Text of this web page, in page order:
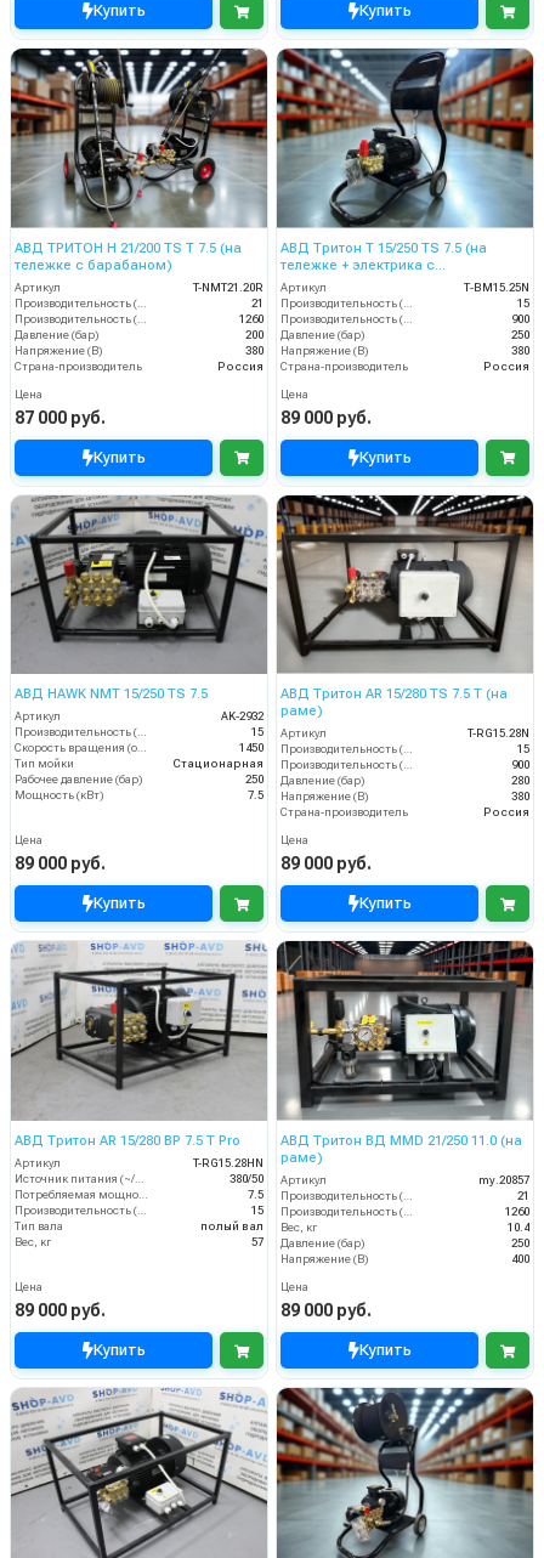
Купить Купить
АВД ТРИТОН Н 21/200 TS Т 7.5 (на
тележке с барабаном)
Артикул
T-NMT21.20R
21
1260
Давление (бар)
200
Напряжение (В)
380
Страна-производитель
Россия
Цена
87 000 руб.
Купить
АВД Тритон Т 15/250 TS 7.5 (на
тележке + электрика с
теплозащитой)
Артикул
Т-BM15.25N
15
900
Давление (бар)
250
Напряжение (В)
380
Страна-производитель
Россия
Цена
89 000 руб.
Купить
АВД HAWK NMT 15/250 TS 7.5
Артикул
AK-2932
Производительность (л/мин)
15
Скорость вращения (об/мин)
1450
Тип мойки
Стационарная
Рабочее давление (бар)
250
Мощность (кВт)
7.5
Цена
89 000 руб.
Купить
АВД Тритон AR 15/280 TS 7.5 Т (на
раме)
Артикул
T-RG15.28N
Производительность (л/мин)
15
Производительность (л/ч)
900
Давление (бар)
280
Напряжение (В)
380
Страна-производитель
Россия
Цена
89 000 руб.
Купить
АВД Тритон AR 15/280 BP 7.5 T Pro
Артикул
T-RG15.28HN
Источник питания (~/В/Гц)
380/50
Потребляемая мощность (кВт)
7.5
Производительность (л/мин)
15
Тип вала
полый вал
Вес, кг
57
Цена
89 000 руб.
Купить
АВД Тритон ВД MMD 21/250 11.0 (на
раме)
Артикул
my.20857
Производительность (л/мин)
21
Производительность (л/ч)
1260
Вес, кг
10.4
Давление (бар)
250
Напряжение (В)
400
Цена
89 000 руб.
Купить